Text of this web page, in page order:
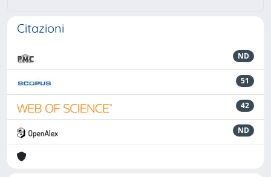
Citazioni
ND
51
42
ND